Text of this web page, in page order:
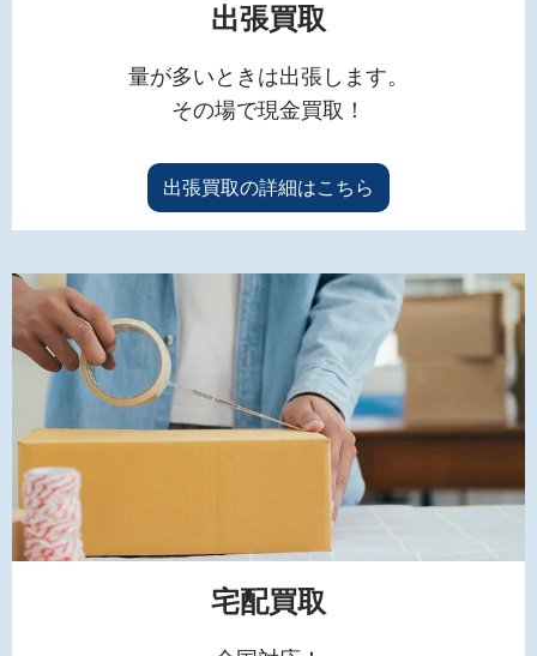
出張買取
量が多いときは出張します。
その場で現金買取！
出張買取の詳細はこちら
宅配買取